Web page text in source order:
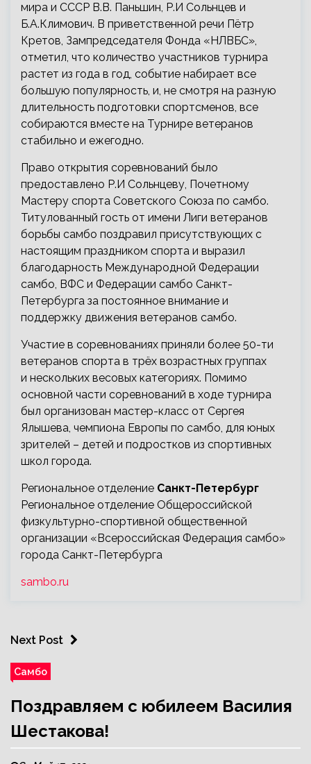
мира и СССР В.В. Паньшин, Р.И Сольнцев и
Б.А.Климович. В приветственной речи Пётр
Кретов, Зампредседателя Фонда «НЛВБС»,
отметил, что количество участников турнира
растет из года в год, событие набирает все
большую популярность, и, не смотря на разную
длительность подготовки спортсменов, все
собираются вместе на Турнире ветеранов
стабильно и ежегодно.
Право открытия соревнований было
предоставлено Р.И Сольнцеву, Почетному
Мастеру спорта Советского Союза по самбо.
Титулованный гость от имени Лиги ветеранов
борьбы самбо поздравил присутствующих с
настоящим праздником спорта и выразил
благодарность Международной Федерации
самбо, ВФС и Федерации самбо Санкт-
Петербурга за постоянное внимание и
поддержку движения ветеранов самбо.
Участие в соревнованиях приняли более 50-ти
ветеранов спорта в трёх возрастных группах
и нескольких весовых категориях. Помимо
основной части соревнований в ходе турнира
был организован мастер-класс от Сергея
Ялышева, чемпиона Европы по самбо, для юных
зрителей – детей и подростков из спортивных
школ города.
Региональное отделение Санкт-Петербург
Региональное отделение Общероссийской
физкультурно-спортивной общественной
организации «Всероссийская Федерация самбо»
города Санкт-Петербурга
sambo.ru
Next Post
Самбо
Поздравляем с юбилеем Василия
Шестакова!